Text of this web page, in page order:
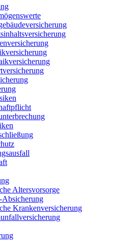
Altersvorsorge
Krankenversicherung